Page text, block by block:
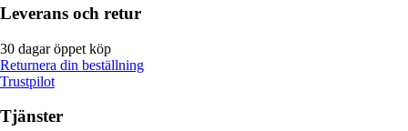
Leverans och retur
30 dagar öppet köp
Returnera din beställning
Trustpilot
Tjänster